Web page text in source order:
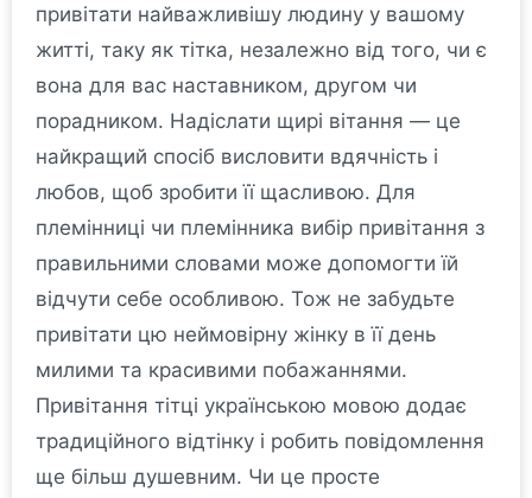
привітати найважливішу людину у вашому
житті, таку як тітка, незалежно від того, чи є
вона для вас наставником, другом чи
порадником. Надіслати щирі вітання — це
найкращий спосіб висловити вдячність і
любов, щоб зробити її щасливою. Для
племінниці чи племінника вибір привітання з
правильними словами може допомогти їй
відчути себе особливою. Тож не забудьте
привітати цю неймовірну жінку в її день
милими та красивими побажаннями.
Привітання тітці українською мовою додає
традиційного відтінку і робить повідомлення
ще більш душевним. Чи це просте